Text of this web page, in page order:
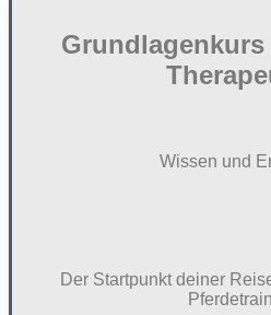
Wissen und
Der Startpunkt deiner